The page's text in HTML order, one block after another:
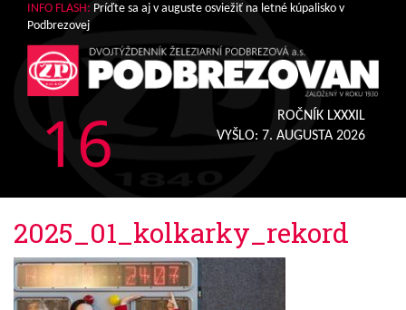
INFO FLASH: Príďte sa aj v auguste osviežiť na letné kúpalisko v
Podbrezovej
16
ROČNÍK LXXXIL
VYŠLO: 7. AUGUSTA 2026
2025_01_kolkarky_rekord